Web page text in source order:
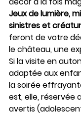
Jeux de lumière,
sinistres et
feront de votre
le château, une
Si la visite en
adaptée aux
la soirée
est, elle, réservée
avertis